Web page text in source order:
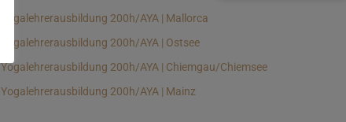
Yogalehrerausbildung 200h/AYA | Mallorca
Yogalehrerausbildung 200h/AYA | Ostsee
Yogalehrerausbildung 200h/AYA | Chiemgau/Chiemsee
Yogalehrerausbildung 200h/AYA | Mainz